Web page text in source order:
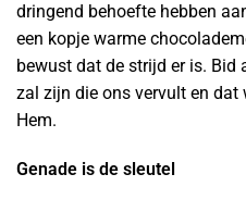
dringend behoefte hebben
een kopje warme
bewust dat de strijd er is.
zal zijn die ons vervult en dat
Hem.
Genade is de sleutel